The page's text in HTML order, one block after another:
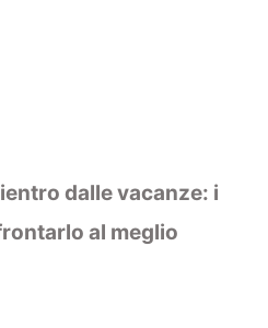
dalle vacanze: i
al meglio